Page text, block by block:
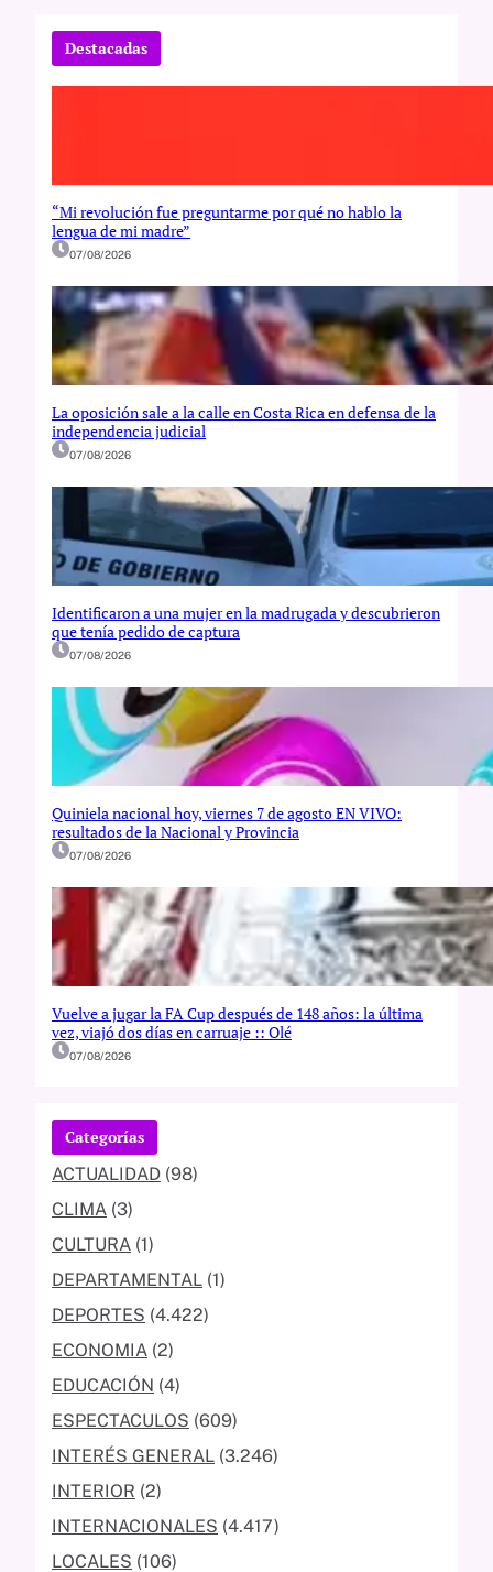
c
Destacadas
“Mi revolución fue preguntarme por qué no hablo la
lengua de mi madre”
07/08/2026
La oposición sale a la calle en Costa Rica en defensa de la
independencia judicial
07/08/2026
Identificaron a una mujer en la madrugada y descubrieron
que tenía pedido de captura
07/08/2026
Quiniela nacional hoy, viernes 7 de agosto EN VIVO:
resultados de la Nacional y Provincia
07/08/2026
Vuelve a jugar la FA Cup después de 148 años: la última
vez, viajó dos días en carruaje :: Olé
07/08/2026
Categorías
ACTUALIDAD (98)
CLIMA (3)
CULTURA (1)
DEPARTAMENTAL (1)
DEPORTES (4.422)
ECONOMIA (2)
EDUCACIÓN (4)
ESPECTACULOS (609)
INTERÉS GENERAL (3.246)
INTERIOR (2)
INTERNACIONALES (4.417)
LOCALES (106)